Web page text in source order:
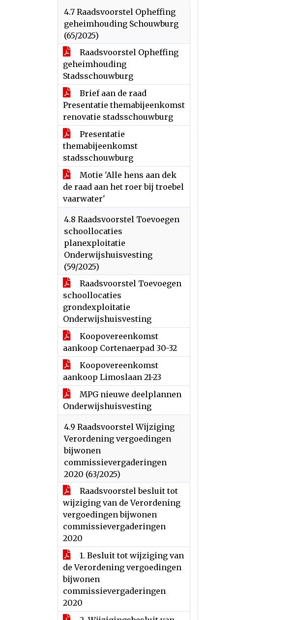
4.7 Raadsvoorstel Opheffing
geheimhouding Schouwburg
(65/2025)
Raadsvoorstel Opheffing
geheimhouding
Stadsschouwburg
Brief aan de raad
Presentatie themabijeenkomst
renovatie stadsschouwburg
Presentatie
themabijeenkomst
stadsschouwburg
Motie 'Alle hens aan dek
de raad aan het roer bij troebel
vaarwater'
4.8 Raadsvoorstel Toevoegen
schoollocaties
planexploitatie
Onderwijshuisvesting
(59/2025)
Raadsvoorstel Toevoegen
schoollocaties
grondexploitatie
Onderwijshuisvesting
Koopovereenkomst
aankoop Cortenaerpad 30-32
Koopovereenkomst
aankoop Limoslaan 21-23
MPG nieuwe deelplannen
Onderwijshuisvesting
4.9 Raadsvoorstel Wijziging
Verordening vergoedingen
bijwonen
commissievergaderingen
2020 (63/2025)
Raadsvoorstel besluit tot
wijziging van de Verordening
vergoedingen bijwonen
commissievergaderingen
2020
1. Besluit tot wijziging van
de Verordening vergoedingen
bijwonen
commissievergaderingen
2020